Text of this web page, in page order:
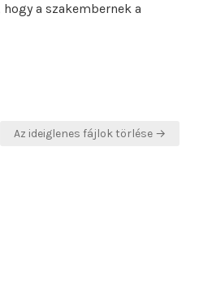
a szakembernek a
Az ideiglenes fájlok törlése →